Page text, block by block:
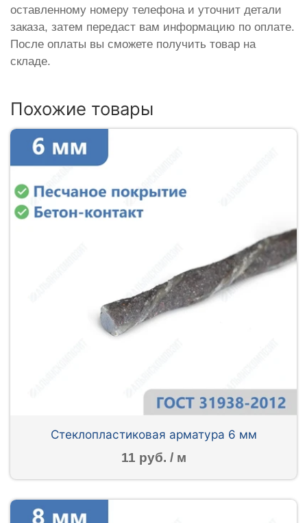
оставленному номеру телефона и уточнит детали
заказа, затем передаст вам информацию по оплате.
После оплаты вы сможете получить товар на
складе.
Похожие товары
Стеклопластиковая арматура 6 мм
11 руб. / м